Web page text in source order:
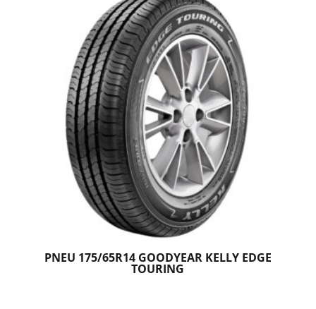
PNEU 175/65R14 GOODYEAR KELLY EDGE
TOURING